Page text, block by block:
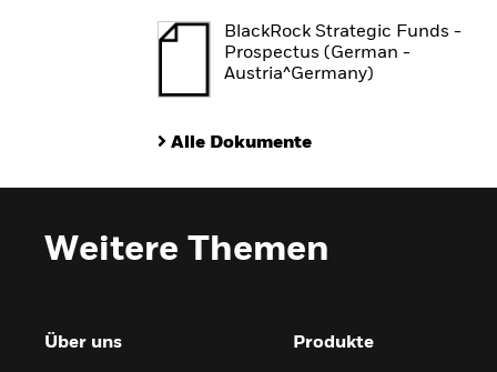
BlackRock Strategic Funds -
Prospectus (German -
Austria^Germany)
Alle Dokumente
Weitere Themen
Über uns Produkte